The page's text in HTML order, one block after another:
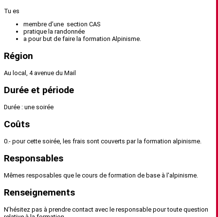
Tu es
membre d’une section CAS
pratique la randonnée
a pour but de faire la formation Alpinisme.
Région
Au local, 4 avenue du Mail
Durée et période
Durée : une soirée
Coûts
0.- pour cette soirée, les frais sont couverts par la formation alpinisme.
Responsables
Mêmes resposables que le cours de formation de base à l'alpinisme.
Renseignements
N’hésitez pas à prendre contact avec le responsable pour toute question